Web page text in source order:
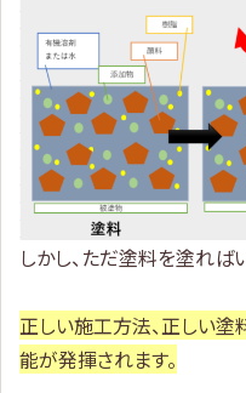
しかし、ただ塗料を塗れば
正しい施工方法、正しい
能が発揮されます。